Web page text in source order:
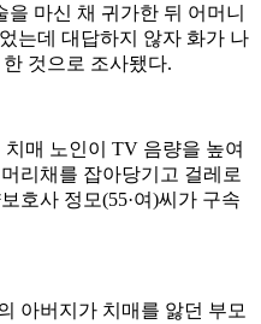
마신 채 귀가한 뒤 어머니
는데 대답하지 않자 화가 나
것으로 조사됐다.
매 노인이 TV 음량을 높여
리채를 잡아당기고 걸레로
호사 정모(55·여)씨가 구속
아버지가 치매를 앓던 부모